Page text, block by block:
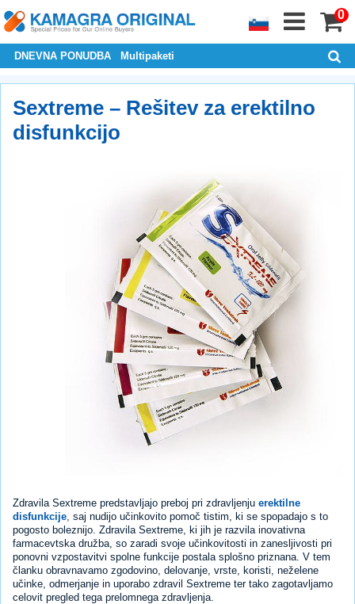
0
DNEVNA PONUDBA Multipaketi
Sextreme – Rešitev za erektilno
disfunkcijo
Zdravila Sextreme predstavljajo preboj pri zdravljenju erektilne
disfunkcije , saj nudijo učinkovito pomoč tistim, ki se spopadajo s to
pogosto boleznijo. Zdravila Sextreme, ki jih je razvila inovativna
farmacevtska družba, so zaradi svoje učinkovitosti in zanesljivosti pri
ponovni vzpostavitvi spolne funkcije postala splošno priznana. V tem
članku obravnavamo zgodovino, delovanje, vrste, koristi, neželene
učinke, odmerjanje in uporabo zdravil Sextreme ter tako zagotavljamo
celovit pregled tega prelomnega zdravljenja.